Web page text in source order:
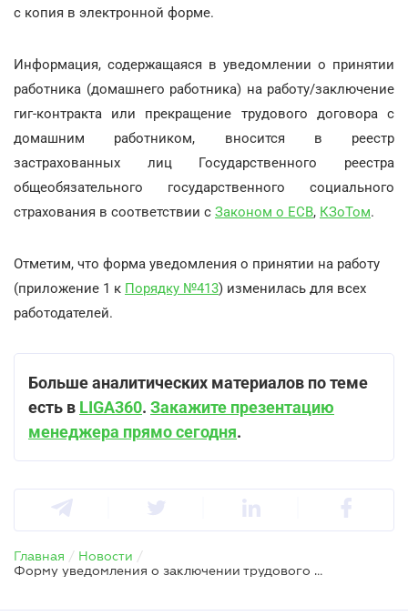
с копия в электронной форме.
Информация, содержащаяся в уведомлении о принятии
работника (домашнего работника) на работу/заключение
гиг-контракта или прекращение трудового договора с
домашним работником, вносится в реестр
застрахованных лиц Государственного реестра
общеобязательного государственного социального
страхования в соответствии с Законом о ЕСВ, КЗоТом.
Отметим, что форма уведомления о принятии на работу
(приложение 1 к Порядку №413) изменилась для всех
работодателей.
Больше аналитических материалов по теме
есть в LIGA360. Закажите презентацию
менеджера прямо сегодня.
Главная / Новости /
Форму уведомления о заключении трудового договора изменили для всех работодателей